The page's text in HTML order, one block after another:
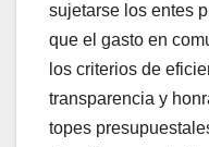
sujetarse los entes
que el gasto en
los criterios de
transparencia y
topes